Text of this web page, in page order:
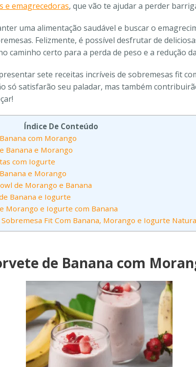
e emagrecedoras, que vão te ajudar a perder
uma alimentação saudável e buscar o
Felizmente, é possível desfrutar de
caminho certo para a perda de peso e a redução
sete receitas incríveis de sobremesas fit
só satisfarão seu paladar, mas também
Índice De Conteúdo
com Morango
Banana e Morango
com Iogurte
e Morango
de Morango e Banana
Banana e Iogurte
Morango e Iogurte com Banana
Sobremesa Fit Com Banana, Morango e Iogurte
de Banana com